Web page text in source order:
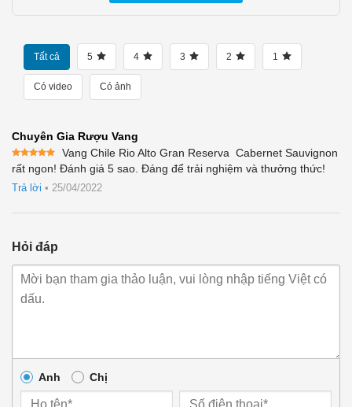
Tất cả 5 4 3 2 1
Có video Có ảnh
Chuyên Gia Rượu Vang
Được xếp
hạng55
sao
Vang Chile Rio Alto Gran Reserva Cabernet Sauvignon
rất ngon! Đánh giá 5 sao. Đáng để trải nghiệm và thưởng thức!
Trả lời • 25/04/2022
Hỏi đáp
Anh Chị